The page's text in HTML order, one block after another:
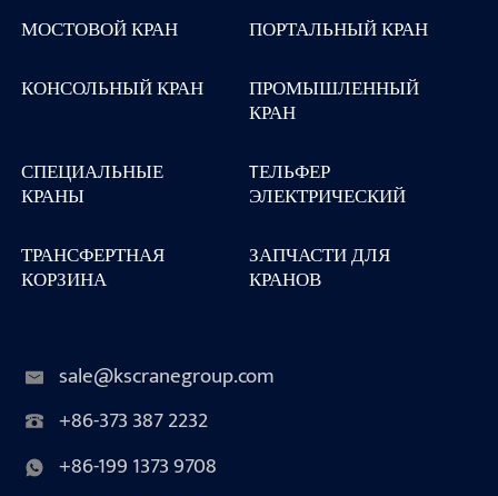
МОСТОВОЙ КРАН
ПОРТАЛЬНЫЙ КРАН
КОНСОЛЬНЫЙ КРАН
ПРОМЫШЛЕННЫЙ
КРАН
СПЕЦИАЛЬНЫЕ
КРАНЫ
TЕЛЬФЕР
ЭЛЕКТРИЧЕСКИЙ
ТРАНСФЕРТНАЯ
КОРЗИНА
ЗАПЧАСТИ ДЛЯ
КРАНОВ
sale@kscranegroup.com
+86-373 387 2232
+86-199 1373 9708